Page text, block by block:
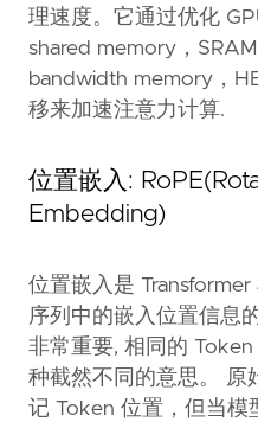
理速度。它通过优化
shared memory，
bandwidth memory，
移来加速注意力计算.
位置嵌入:
Embedding)
位置嵌入是
序列中的嵌入位置信息
非常重要, 相同的
种截然不同的意思。 原
记 Token 位置，但当模